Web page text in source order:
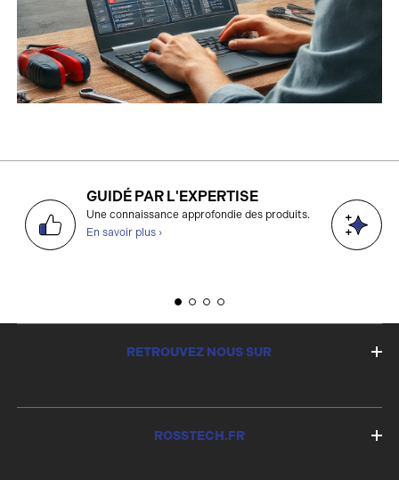
GUIDÉ PAR L'EXPERTISE
Une connaissance approfondie des produits.
En savoir plus ›
RETROUVEZ NOUS SUR
ROSSTECH.FR